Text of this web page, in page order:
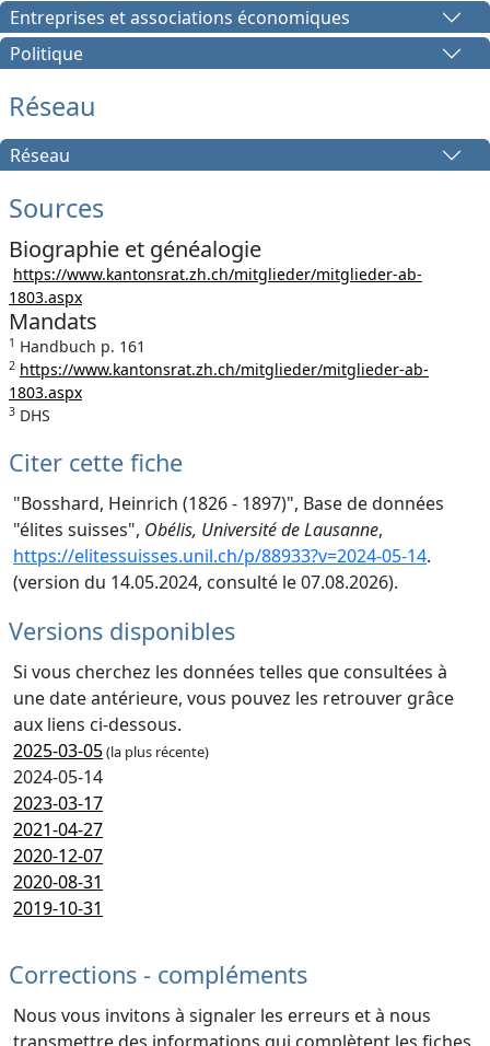
Entreprises et associations économiques
Politique
Réseau
Réseau
Sources
Biographie et généalogie
https://www.kantonsrat.zh.ch/mitglieder/mitglieder-ab-
1803.aspx
Mandats
1 Handbuch p. 161
2 https://www.kantonsrat.zh.ch/mitglieder/mitglieder-ab-
1803.aspx
3 DHS
Citer cette fiche
"Bosshard, Heinrich (1826 - 1897)", Base de données
"élites suisses", Obélis, Université de Lausanne,
https://elitessuisses.unil.ch/p/88933?v=2024-05-14.
(version du 14.05.2024, consulté le 07.08.2026).
Versions disponibles
Si vous cherchez les données telles que consultées à
une date antérieure, vous pouvez les retrouver grâce
aux liens ci-dessous.
2025-03-05(la plus récente)
2024-05-14
2023-03-17
2021-04-27
2020-12-07
2020-08-31
2019-10-31
Corrections - compléments
Nous vous invitons à signaler les erreurs et à nous